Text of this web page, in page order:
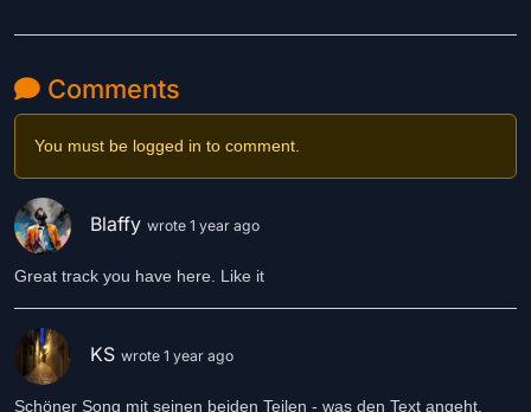
Allüberall
Aus Duft und Schall
Von Schönheit übersonnt
Stilles Stelldichein
Von Mensch und Tier
Grenzenloses Land
Vorbei die Gier
Nach Macht und Eigentum
So wird es sein
Frohe Friedenszeit
Für dich und mich
Alter Hass ging fort
Comments
You must be logged in to comment.
Blaffy wrote 1 year ago
Great track you have here. Like it
KS wrote 1 year ago
Schöner Song mit seinen beiden Teilen - was den Text angeht,